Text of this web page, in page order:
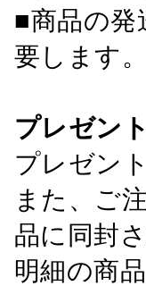
■商品の発
要します。
プレゼン
プレゼン
また、ご
品に同封
明細の商